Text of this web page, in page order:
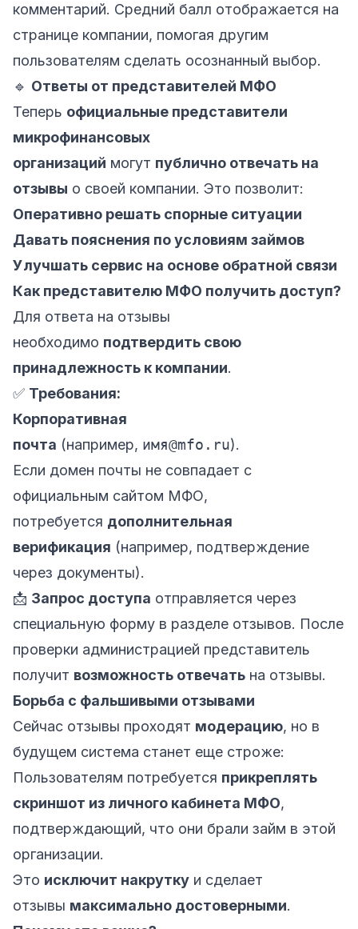
комментарий. Средний балл отображается на
странице компании, помогая другим
пользователям сделать осознанный выбор.
🔹 Ответы от представителей МФО
Теперь официальные представители
микрофинансовых
организаций могут публично отвечать на
отзывы о своей компании. Это позволит:
Оперативно решать спорные ситуации
Давать пояснения по условиям займов
Улучшать сервис на основе обратной связи
Как представителю МФО получить доступ?
Для ответа на отзывы
необходимо подтвердить свою
принадлежность к компании.
✅ Требования:
Корпоративная
почта (например, имя@mfo.ru).
Если домен почты не совпадает с
официальным сайтом МФО,
потребуется дополнительная
верификация (например, подтверждение
через документы).
📩 Запрос доступа отправляется через
специальную форму в разделе отзывов. После
проверки администрацией представитель
получит возможность отвечать на отзывы.
Борьба с фальшивыми отзывами
Сейчас отзывы проходят модерацию, но в
будущем система станет еще строже:
Пользователям потребуется прикреплять
скриншот из личного кабинета МФО,
подтверждающий, что они брали займ в этой
организации.
Это исключит накрутку и сделает
отзывы максимально достоверными.